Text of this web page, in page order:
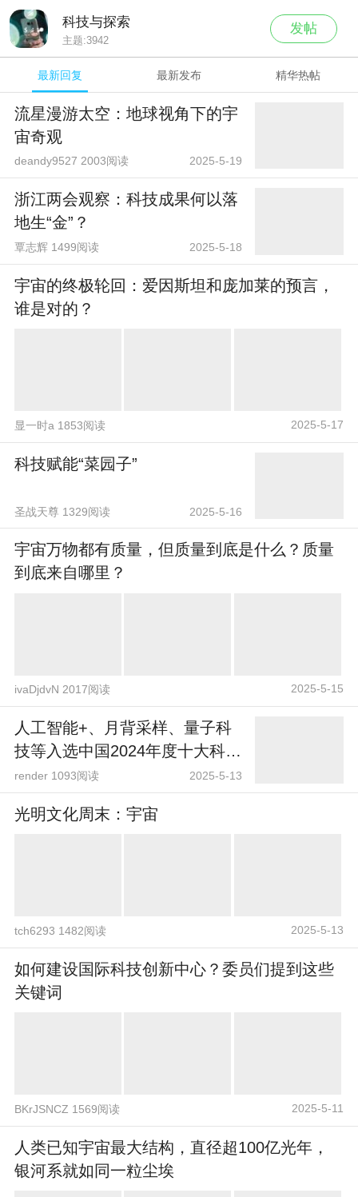
科技与探索
主题:3942
发帖
最新回复 最新发布 精华热帖
流星漫游太空：地球视角下的宇
宙奇观
deandy9527 2003阅读 2025-5-19
浙江两会观察：科技成果何以落
地生“金”？
覃志辉 1499阅读 2025-5-18
宇宙的终极轮回：爱因斯坦和庞加莱的预言，
谁是对的？
显一时a 1853阅读 2025-5-17
科技赋能“菜园子”
圣战天尊 1329阅读 2025-5-16
宇宙万物都有质量，但质量到底是什么？质量
到底来自哪里？
ivaDjdvN 2017阅读 2025-5-15
人工智能+、月背采样、量子科
技等入选中国2024年度十大科技
名词
render 1093阅读 2025-5-13
光明文化周末：宇宙
tch6293 1482阅读 2025-5-13
如何建设国际科技创新中心？委员们提到这些
关键词
BKrJSNCZ 1569阅读 2025-5-11
人类已知宇宙最大结构，直径超100亿光年，
银河系就如同一粒尘埃